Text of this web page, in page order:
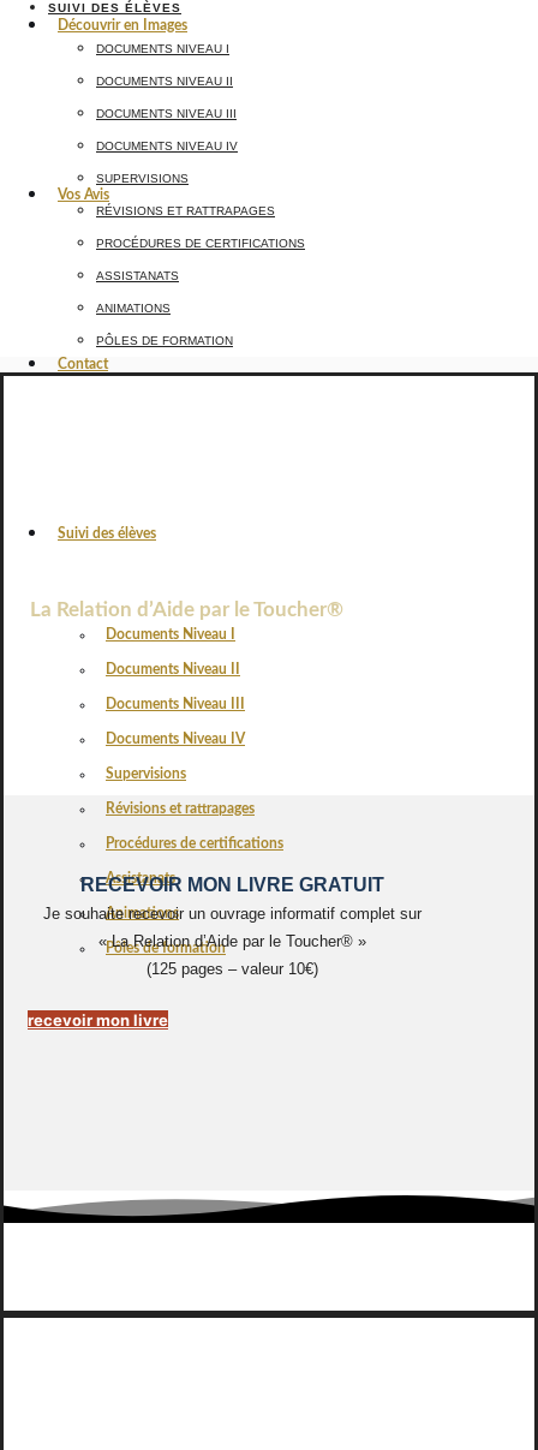
Découvrir en Images
Vos Avis
Contact
Suivi des élèves
Documents Niveau I
Documents Niveau II
Documents Niveau III
Documents Niveau IV
Supervisions
Révisions et rattrapages
Procédures de certifications
Assistanats
Animations
Pôles de formation
SUIVI DES ÉLÈVES
DOCUMENTS NIVEAU I
DOCUMENTS NIVEAU II
DOCUMENTS NIVEAU III
DOCUMENTS NIVEAU IV
SUPERVISIONS
RÉVISIONS ET RATTRAPAGES
PROCÉDURES DE CERTIFICATIONS
ASSISTANATS
ANIMATIONS
PÔLES DE FORMATION
La Relation d’Aide par le Toucher®
RECEVOIR MON LIVRE GRATUIT
Je souhaite recevoir un ouvrage informatif complet sur
« La Relation d’Aide par le Toucher® »
(125 pages – valeur 10€)
recevoir mon livre